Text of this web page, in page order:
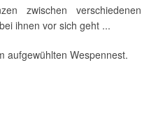
zwischen verschiedenen
ihnen vor sich geht ...
aufgewühlten Wespennest.